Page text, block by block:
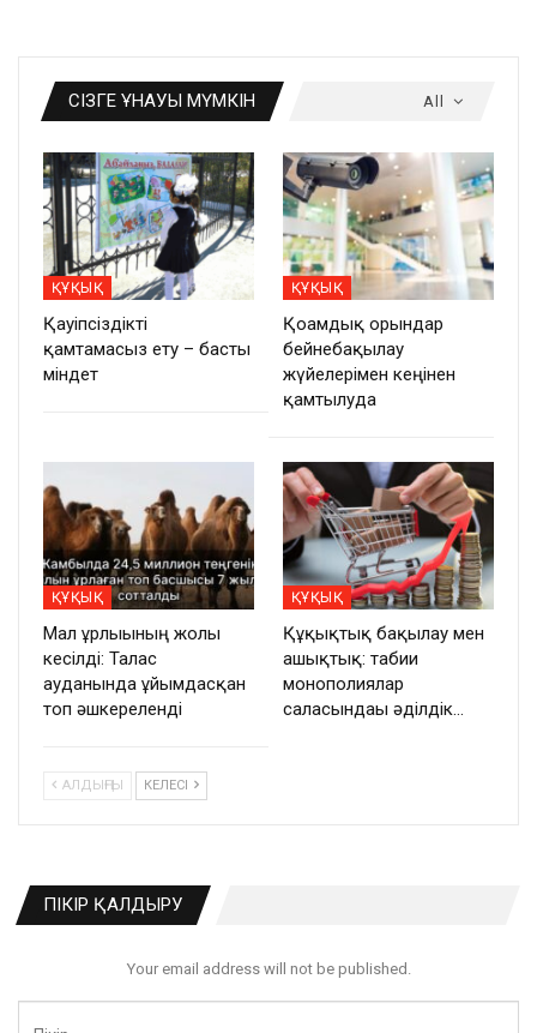
All
СІЗГЕ ҰНАУЫ МҮМКІН
ҚҰҚЫҚ
Қауіпсіздікті
қамтамасыз ету – басты
міндет
ҚҰҚЫҚ
Қоғамдық орындар
бейнебақылау
жүйелерімен кеңінен
қамтылуда
ҚҰҚЫҚ
Мал ұрлығының жолы
кесілді: Талас
ауданында ұйымдасқан
топ әшкереленді
ҚҰҚЫҚ
Құқықтық бақылау мен
ашықтық: табиғи
монополиялар
саласындағы әділдік…
АЛДЫҢҒЫ КЕЛЕСІ
ПІКІР ҚАЛДЫРУ
Your email address will not be published.